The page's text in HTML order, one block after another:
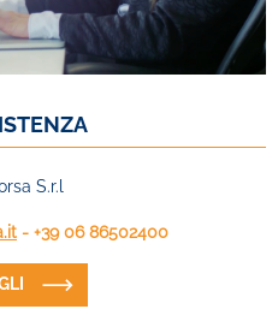
S.r.l
- +39 06 86502400